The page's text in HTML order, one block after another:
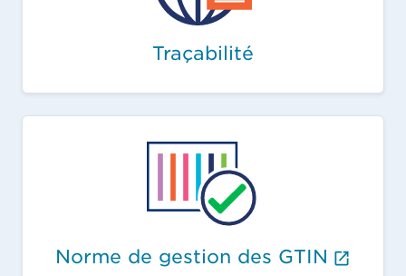
Traçabilité
Norme de gestion des GTIN